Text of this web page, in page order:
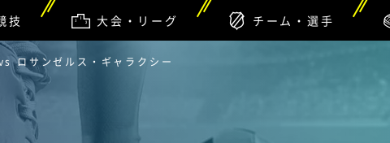
技 大会・リーグ チーム・選手
ロサンゼルス・ギャラクシー